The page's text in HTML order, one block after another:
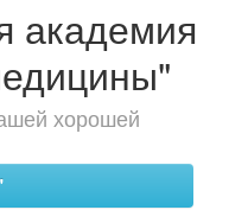
академия
хорошей